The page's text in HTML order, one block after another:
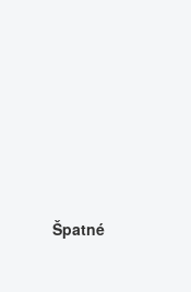
Špatné